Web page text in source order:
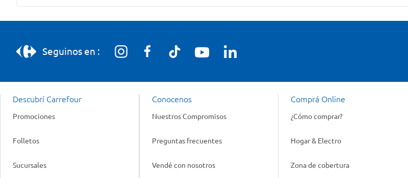
Seguinos en :
Descubrí Carrefour
Promociones
Folletos
Sucursales
Conocenos
Nuestros Compromisos
Preguntas frecuentes
Vendé con nosotros
Comprá Online
¿Cómo comprar?
Hogar & Electro
Zona de cobertura